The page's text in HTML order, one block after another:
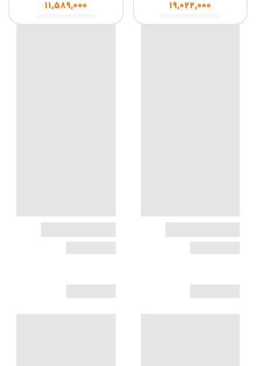
19,022,000
مشاهده
11,589,000
مشاهده